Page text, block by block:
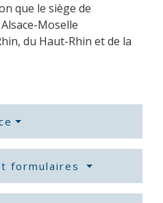
que le siège de
Moselle
du Haut-Rhin et de la
formulaires